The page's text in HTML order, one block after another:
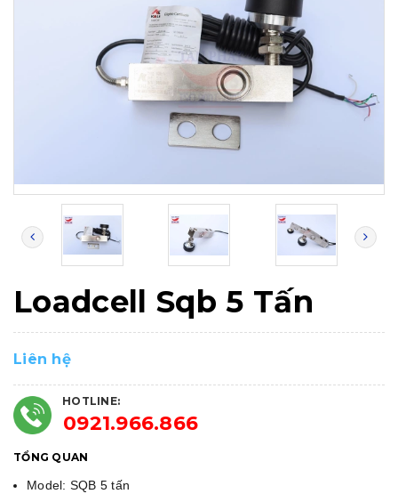
Loadcell Sqb 5 Tấn
Liên hệ
HOTLINE:
0921.966.866
TỔNG QUAN
Model: SQB 5 tấn